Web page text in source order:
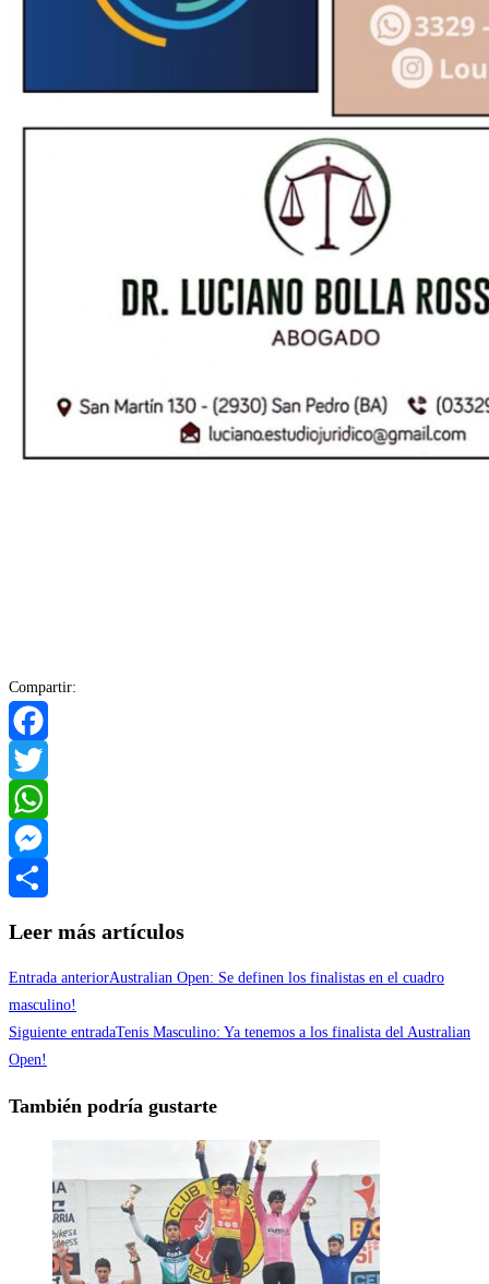
Compartir:
Facebook
Twitter
WhatsApp
Messenger
Leer más artículos
Entrada anteriorAustralian Open: Se definen los finalistas en el cuadro
masculino!
Siguiente entradaTenis Masculino: Ya tenemos a los finalista del Australian
Open!
También podría gustarte